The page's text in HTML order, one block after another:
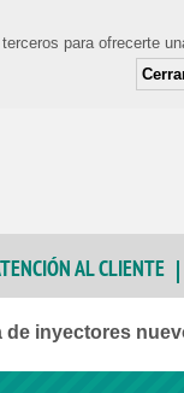
para ofrecerte
AL CLIENTE
de inyectores